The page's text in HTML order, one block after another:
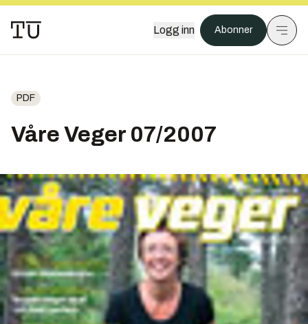
Logg inn Abonner
PDF
Våre Veger 07/2007